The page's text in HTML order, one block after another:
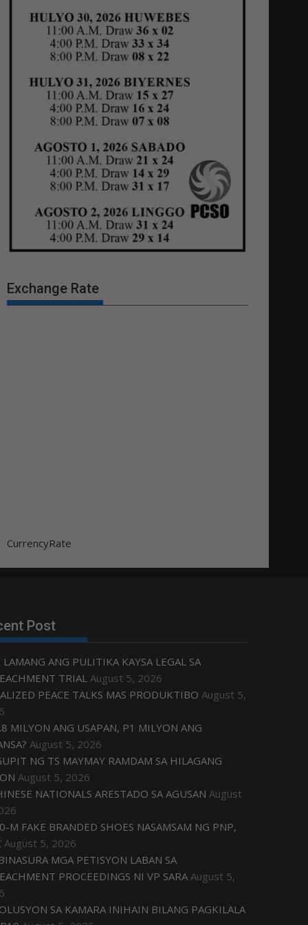
Exchange Rate
CurrencyRate
Post
LAMANG ANG PULITIKA KAYSA LEGAL SA
TRIAL August 5, 2026
PEACE TALKS MAS PRODUKTIBO August 5,
MILYON ANG USAPAN, P1 MILYON ANG
August 5, 2026
NG TS MAYMAY RAMDAM SA HILAGANG
August 5, 2026
NATIONALS ARESTADO SA AGUSAN August
M FAKE BRANDED SHOES NASAMSAM NG PNP,
August 5, 2026
MGA PETISYON LABAN SA
PROCEEDINGS NI VP SARA August 5,
SA KAMARA INIHAIN BILANG PAGKILALA